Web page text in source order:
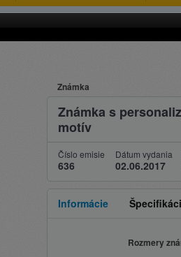
Známka
Známka s
motív
Číslo emisie
636
Dátum vydania
02.06.2017
Informácie
Rozmery